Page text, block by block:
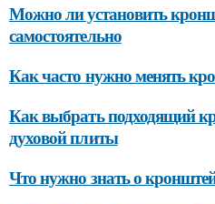
Можно ли установить
самостоятельно
Как часто нужно менять
Как выбрать подходящий
духовой плиты
Что нужно знать о